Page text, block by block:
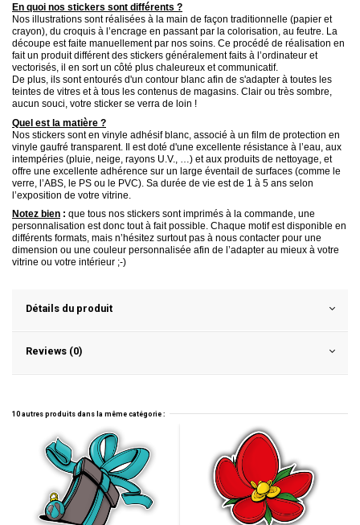
En quoi nos stickers sont différents ?
Nos illustrations sont réalisées à la main de façon traditionnelle (papier et
crayon), du croquis à l’encrage en passant par la colorisation, au feutre. La
découpe est faite manuellement par nos soins. Ce procédé de réalisation en
fait un produit différent des stickers généralement faits à l’ordinateur et
vectorisés, il en sort un côté plus chaleureux et communicatif.
De plus, ils sont entourés d'un contour blanc afin de s'adapter à toutes les
teintes de vitres et à tous les contenus de magasins. Clair ou très sombre,
aucun souci, votre sticker se verra de loin !
Quel est la matière ?
Nos stickers sont en vinyle adhésifblanc, associé à un film de protection en
vinyle gaufré transparent. Il est doté d'une excellente résistance à l’eau, aux
intempéries (pluie, neige, rayons U.V., …) et aux produits de nettoyage, et
offre une excellente adhérence sur un large éventail de surfaces (comme le
verre, l’ABS, le PS ou le PVC). Sa durée de vie est de 1 à 5 ans selon
l’exposition de votre vitrine.
Notez bien : que tous nos stickers sont imprimés à la commande, une
personnalisation est donc tout à fait possible. Chaque motif est disponible en
différents formats, mais n’hésitez surtout pas à nous contacter pour une
dimension ou une couleur personnalisée afin de l’adapter au mieux à votre
vitrine ou votre intérieur ;-)
Détails du produit
Reviews (0)
10 autres produits dans la même catégorie :